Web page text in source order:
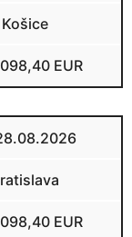
Košice
EUR
EUR